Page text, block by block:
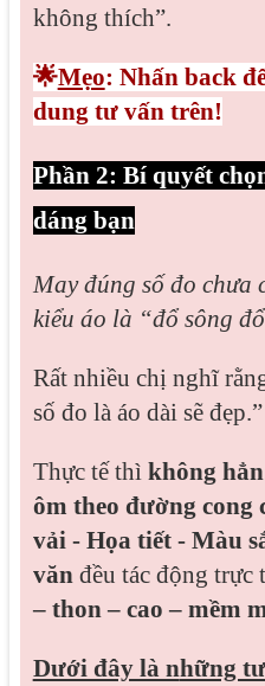
không thích”.
🌟Mẹo: Nhấn back
dung tư vấn trên!
Phần 2: Bí quyết
dáng bạn
May đúng số đo chưa
kiểu áo là “đổ sông
Rất nhiều chị nghĩ
số đo là áo dài sẽ đẹp.”
Thực tế thì không hẳn
ôm theo đường cong
vải - Họa tiết - Màu
văn đều tác động trực
– thon – cao – mềm
Dưới đây là những